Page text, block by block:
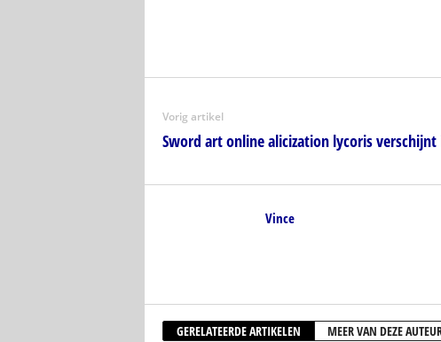
Vorig artikel
Sword art online alicization lycoris verschijnt
Vince
GERELATEERDE ARTIKELEN MEER VAN DEZE